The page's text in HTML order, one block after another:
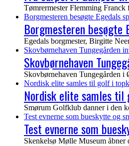
Tømrermester Flemming
Borgmesteren besøgte Egedals
Borgmesteren
Egedals borgmester, Birgitte
Skovbørnehaven Tungegården
Skovbørnehaven
Skovbørnehaven Tungegården i
Nordisk elite samles til golf i
Nordisk elite samles
Smørum Golfklub danner i den
Test evnerne som bueskytte og
Test evnerne som
Skenkelsø Mølle Museum åbner